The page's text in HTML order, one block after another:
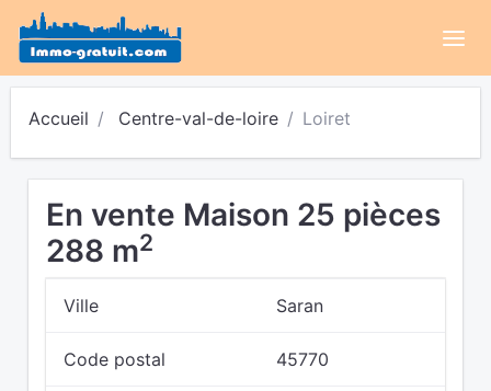
Accueil Centre-val-de-loire Loiret
En vente Maison 25 pièces
288 m2
Ville Saran
Code postal 45770